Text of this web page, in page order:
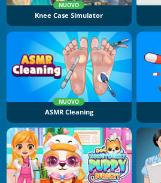
NUOVO
Knee Case Simulator
NUOVO
ASMR Cleaning